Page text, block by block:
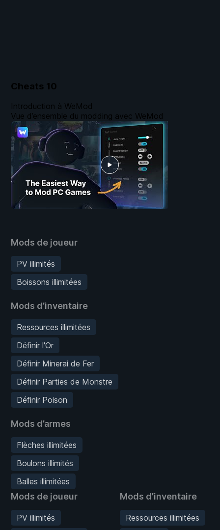
Cheats 10
Mods de joueur
PV illimités
Boissons illimitées
Mods d’inventaire
Ressources illimitées
Définir l'Or
Définir Minerai de Fer
Définir Parties de Monstre
Définir Poison
Mods d’armes
Flèches illimitées
Boulons illimités
Balles illimitées
Mods de joueur
PV illimités
Mods d’inventaire
Ressources illimitées
Introduction à WeMod
Vue d’ensemble du modding avec WeMod